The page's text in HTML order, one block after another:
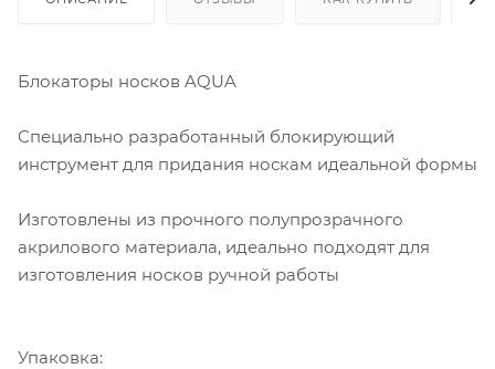
Блокаторы носков AQUA
Специально разработанный блокирующий
инструмент для придания носкам идеальной формы
Изготовлены из прочного полупрозрачного
акрилового материала, идеально подходят для
изготовления носков ручной работы
Упаковка: